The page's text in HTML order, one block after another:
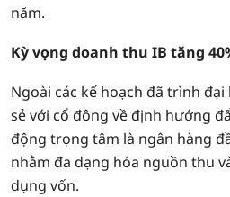
năm.
Kỳ vọng doanh thu IB tăng
Ngoài các kế hoạch đã trình
sẻ với cổ đông về định hướng
động trọng tâm là ngân hàng
nhằm đa dạng hóa nguồn thu
dụng vốn.